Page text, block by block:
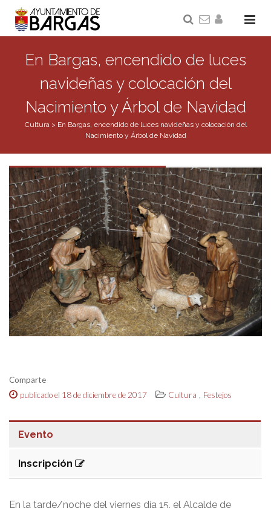
En Bargas, encendido de luces
navideñas y colocación del
Nacimiento y Árbol de Navidad
Cultura> En Bargas, encendido de luces navideñas y colocación del
Nacimiento y Árbol de Navidad
Comparte
publicado el 18 de diciembre de 2017
Cultura Festejos
Evento
Inscripción
En la tarde/noche del viernes día 15, el Alcalde de